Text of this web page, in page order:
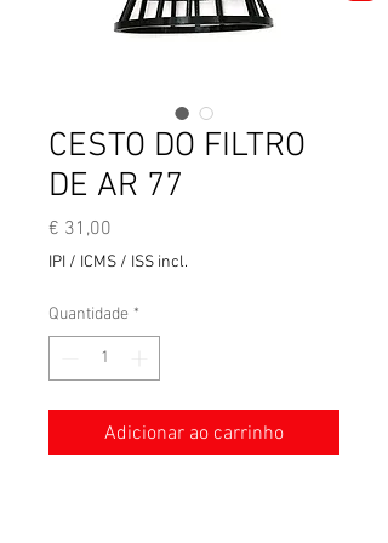
CESTO DO FILTRO
DE AR 77
€ 31,00
IPI / ICMS / ISS incl.
Quantidade *
Adicionar ao carrinho